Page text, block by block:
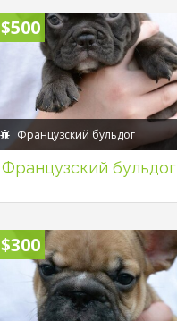
$500
Французский бульдог
Французский бульдог
$300